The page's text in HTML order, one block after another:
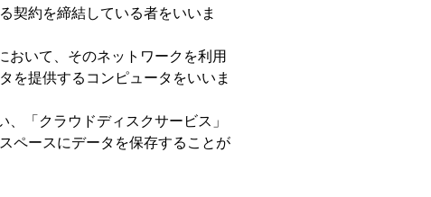
契約を締結している者をいいま
おいて、そのネットワークを利用
を提供するコンピュータをいいま
、「クラウドディスクサービス」
ペースにデータを保存することが